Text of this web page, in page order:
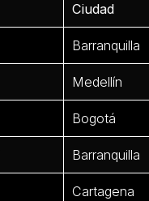
Ciudad
Barranquilla
Medellín
Bogotá
Barranquilla
Cartagena